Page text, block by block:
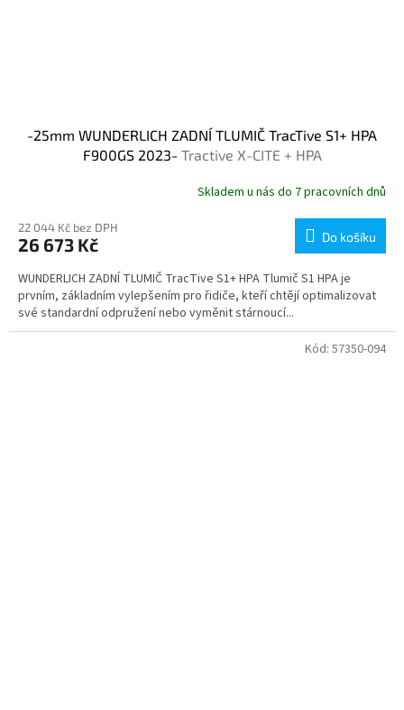
-25mm WUNDERLICH ZADNÍ TLUMIČ TracTive S1+ HPA
F900GS 2023- Tractive X-CITE + HPA
Skladem u nás do 7 pracovních dnů
22 044 Kč bez DPH
26 673 Kč Do košíku
WUNDERLICH ZADNÍ TLUMIČ TracTive S1+ HPA Tlumič S1 HPA je
prvním, základním vylepšením pro řidiče, kteří chtějí optimalizovat
své standardní odpružení nebo vyměnit stárnoucí...
Kód: 57350-094